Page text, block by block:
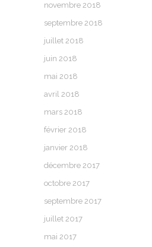
novembre 2018
septembre 2018
juillet 2018
juin 2018
mai 2018
avril 2018
mars 2018
février 2018
janvier 2018
décembre 2017
octobre 2017
septembre 2017
juillet 2017
mai 2017